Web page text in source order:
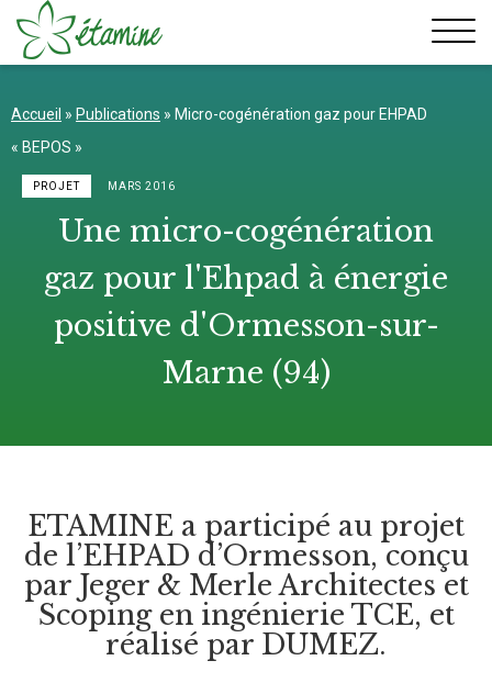
contenu
PROJET MARS 2016
Accueil » Publications » Micro-cogénération gaz pour EHPAD
« BEPOS »
Une micro-cogénération
gaz pour l'Ehpad à énergie
positive d'Ormesson-sur-
Marne (94)
ETAMINE a participé au projet
de l’EHPAD d’Ormesson, conçu
par Jeger & Merle Architectes et
Scoping en ingénierie TCE, et
réalisé par DUMEZ.